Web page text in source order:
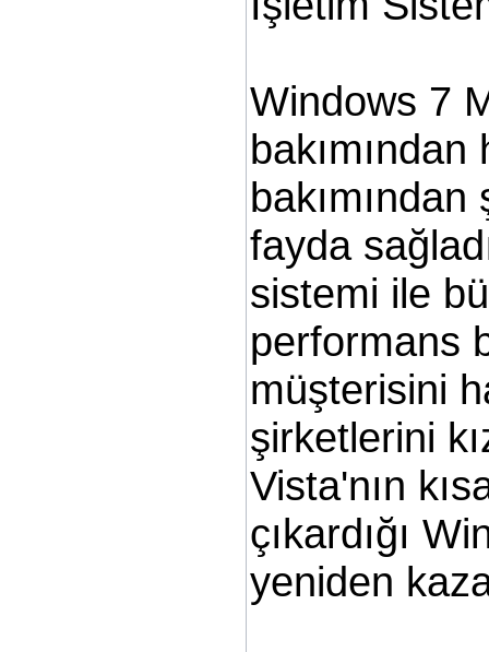
Windows 7
fayda
sistemi ile
performans
müşterisini
şirketlerini
Vista'nın
çıkardığı
yeniden